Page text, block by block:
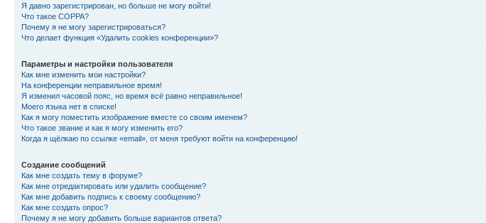
Я давно зарегистрирован, но больше не могу войти!
Что такое COPPA?
Почему я не могу зарегистрироваться?
Что делает функция «Удалить cookies конференции»?
Параметры и настройки пользователя
Как мне изменить мои настройки?
На конференции неправильное время!
Я изменил часовой пояс, но время всё равно неправильное!
Моего языка нет в списке!
Как я могу поместить изображение вместе со своим именем?
Что такое звание и как я могу изменить его?
Когда я щёлкаю по ссылке «email», от меня требуют войти на конференцию!
Создание сообщений
Как мне создать тему в форуме?
Как мне отредактировать или удалить сообщение?
Как мне добавить подпись к своему сообщению?
Как мне создать опрос?
Почему я не могу добавить больше вариантов ответа?